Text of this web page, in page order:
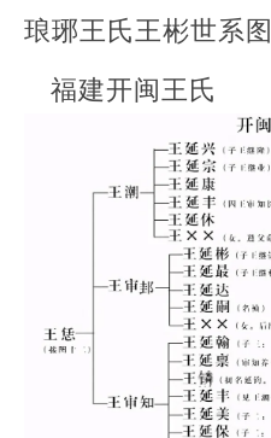
琅琊王氏王彬世系图
福建开闽王氏